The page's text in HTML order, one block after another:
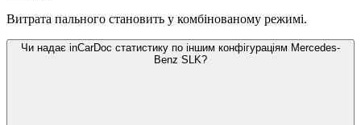
Витрата пального становить у комбінованому режимі.
Чи надає inCarDoc статистику по іншим конфігураціям Mercedes-
Benz SLK?